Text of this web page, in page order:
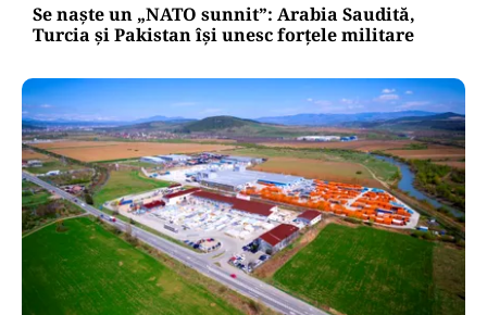
Se naște un „NATO sunnit”: Arabia Saudită,
Turcia și Pakistan își unesc forțele militare